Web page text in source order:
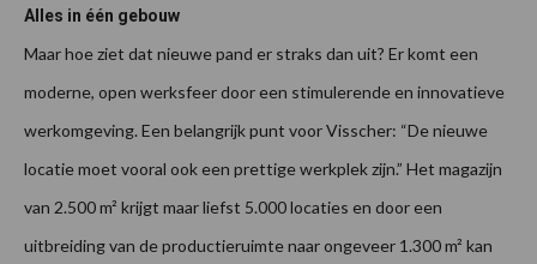
Alles in één gebouw
Maar hoe ziet dat nieuwe pand er straks dan uit? Er komt een
moderne, open werksfeer door een stimulerende en innovatieve
werkomgeving. Een belangrijk punt voor Visscher: “De nieuwe
locatie moet vooral ook een prettige werkplek zijn.” Het magazijn
van 2.500 m² krijgt maar liefst 5.000 locaties en door een
uitbreiding van de productieruimte naar ongeveer 1.300 m² kan